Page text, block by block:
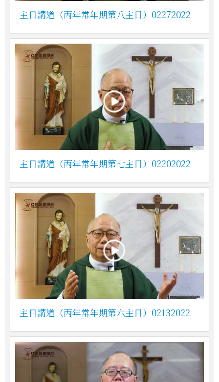
主日講道（丙年常年期第八主日）02272022
主日講道（丙年常年期第七主日）02202022
主日講道（丙年常年期第六主日）02132022